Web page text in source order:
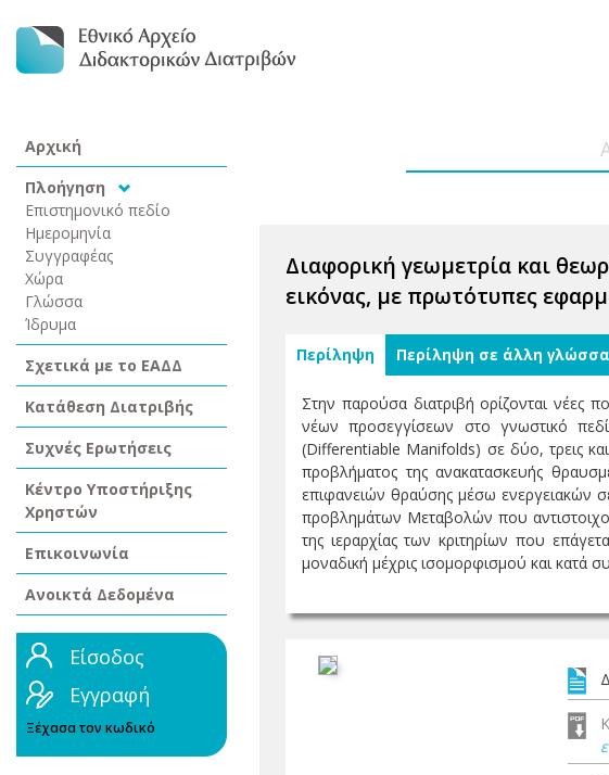
Αρχική
Πλοήγηση
Επιστημονικό πεδίο
Ημερομηνία
Συγγραφέας
Χώρα
Γλώσσα
Ίδρυμα
Σχετικά με το ΕΑΔΔ
Κατάθεση Διατριβής
Συχνές Ερωτήσεις
Κέντρο Υποστήριξης
Χρηστών
Επικοινωνία
Ανοικτά Δεδομένα
Είσοδος
Εγγραφή
Ξέχασα τον κωδικό
Διαφορική γεωμετρία και
εικόνας, με πρωτότυπες
Περίληψη Περίληψη σε άλλη γλώσσα
Στην παρούσα διατριβή ορίζονται νέες
νέων προσεγγίσεων στο γνωστικό
(Differentiable Manifolds) σε δύο, τρεις
προβλήματος της ανακατασκευής
επιφανειών θραύσης μέσω ενεργειακών
προβλημάτων Μεταβολών που
της ιεραρχίας των κριτηρίων που
μοναδική μέχρις ισομορφισμού και κατά